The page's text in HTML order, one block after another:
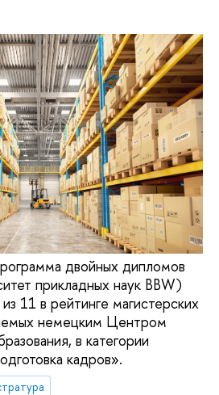
двойных дипломов
прикладных наук BBW)
11 в рейтинге магистерских
немецким Центром
в категории
кадров».